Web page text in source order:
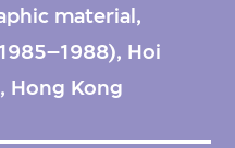
material,
Hoi
Hong Kong